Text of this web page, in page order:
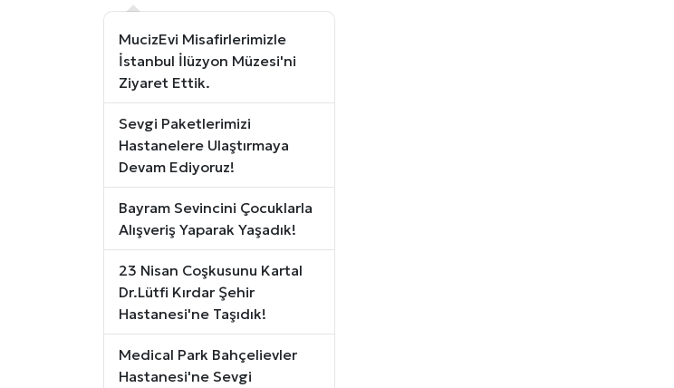
MucizEvi Misafirlerimizle
İstanbul İlüzyon Müzesi'ni
Ziyaret Ettik.
Sevgi Paketlerimizi
Hastanelere Ulaştırmaya
Devam Ediyoruz!
Bayram Sevincini Çocuklarla
Alışveriş Yaparak Yaşadık!
23 Nisan Coşkusunu Kartal
Dr.Lütfi Kırdar Şehir
Hastanesi'ne Taşıdık!
Medical Park Bahçelievler
Hastanesi'ne Sevgi